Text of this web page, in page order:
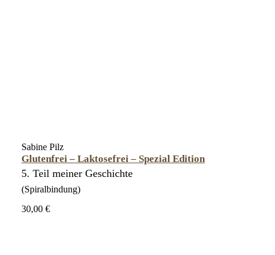
Sabine Pilz
Glutenfrei – Laktosefrei – Spezial Edition
5. Teil meiner Geschichte
(Spiralbindung)
30,00 €